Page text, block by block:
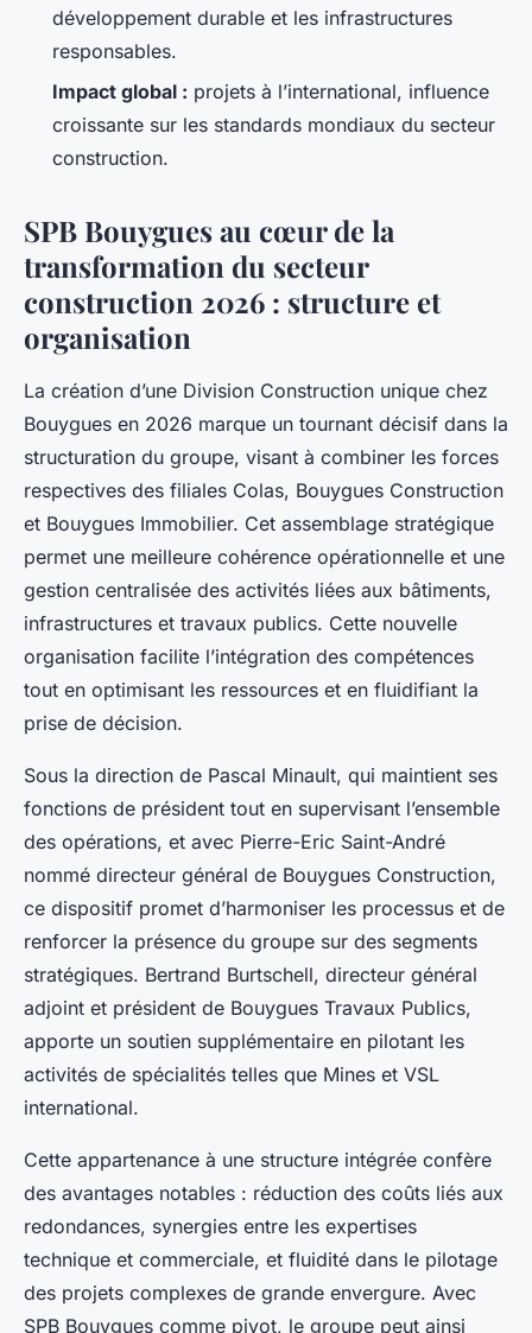
développement durable et les infrastructures
responsables.
Impact global : projets à l’international, influence
croissante sur les standards mondiaux du secteur
construction.
SPB Bouygues au cœur de la
transformation du secteur
construction 2026 : structure et
organisation
La création d’une Division Construction unique chez
Bouygues en 2026 marque un tournant décisif dans la
structuration du groupe, visant à combiner les forces
respectives des filiales Colas, Bouygues Construction
et Bouygues Immobilier. Cet assemblage stratégique
permet une meilleure cohérence opérationnelle et une
gestion centralisée des activités liées aux bâtiments,
infrastructures et travaux publics. Cette nouvelle
organisation facilite l’intégration des compétences
tout en optimisant les ressources et en fluidifiant la
prise de décision.
Sous la direction de Pascal Minault, qui maintient ses
fonctions de président tout en supervisant l’ensemble
des opérations, et avec Pierre-Eric Saint-André
nommé directeur général de Bouygues Construction,
ce dispositif promet d’harmoniser les processus et de
renforcer la présence du groupe sur des segments
stratégiques. Bertrand Burtschell, directeur général
adjoint et président de Bouygues Travaux Publics,
apporte un soutien supplémentaire en pilotant les
activités de spécialités telles que Mines et VSL
international.
Cette appartenance à une structure intégrée confère
des avantages notables : réduction des coûts liés aux
redondances, synergies entre les expertises
technique et commerciale, et fluidité dans le pilotage
des projets complexes de grande envergure. Avec
SPB Bouygues comme pivot, le groupe peut ainsi